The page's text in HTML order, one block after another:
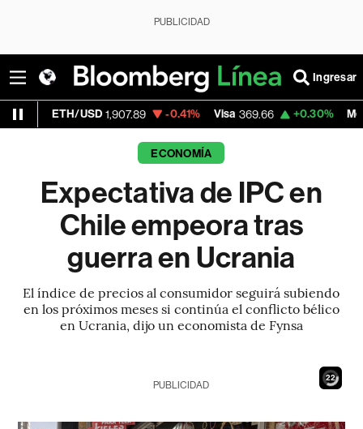
PUBLICIDAD
Ingresar
1,907.89 -0.41% Visa 369.66 +0.30% MercadoLibre
ECONOMÍA
Expectativa de IPC en
Chile empeora tras
guerra en Ucrania
El índice de precios al consumidor seguirá subiendo
en los próximos meses si continúa el conflicto bélico
en Ucrania, dijo un economista de Fynsa
20
PUBLICIDAD